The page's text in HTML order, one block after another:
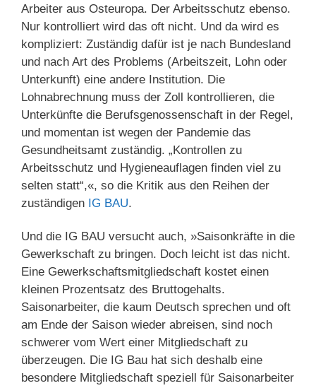
Arbeiter aus Osteuropa. Der Arbeitsschutz ebenso.
Nur kontrolliert wird das oft nicht. Und da wird es
kompliziert: Zuständig dafür ist je nach Bundesland
und nach Art des Problems (Arbeitszeit, Lohn oder
Unterkunft) eine andere Institution. Die
Lohnabrechnung muss der Zoll kontrollieren, die
Unterkünfte die Berufsgenossenschaft in der Regel,
und momentan ist wegen der Pandemie das
Gesundheitsamt zuständig. „Kontrollen zu
Arbeitsschutz und Hygieneauflagen finden viel zu
selten statt“,«, so die Kritik aus den Reihen der
zuständigen IG BAU.
Und die IG BAU versucht auch, »Saisonkräfte in die
Gewerkschaft zu bringen. Doch leicht ist das nicht.
Eine Gewerkschaftsmitgliedschaft kostet einen
kleinen Prozentsatz des Bruttogehalts.
Saisonarbeiter, die kaum Deutsch sprechen und oft
am Ende der Saison wieder abreisen, sind noch
schwerer vom Wert einer Mitgliedschaft zu
überzeugen. Die IG Bau hat sich deshalb eine
besondere Mitgliedschaft speziell für Saisonarbeiter